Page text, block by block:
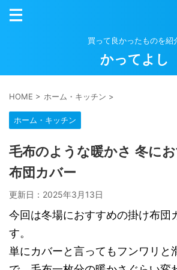
買って良かったものを紹
かってよし
HOME > ホーム・キッチン >
ホーム・キッチン
毛布のような暖かさ 冬に
布団カバー
更新日： 2025年3月13日
今回は冬場におすすめの掛け布団
す。
単にカバーと言ってもフンワリと